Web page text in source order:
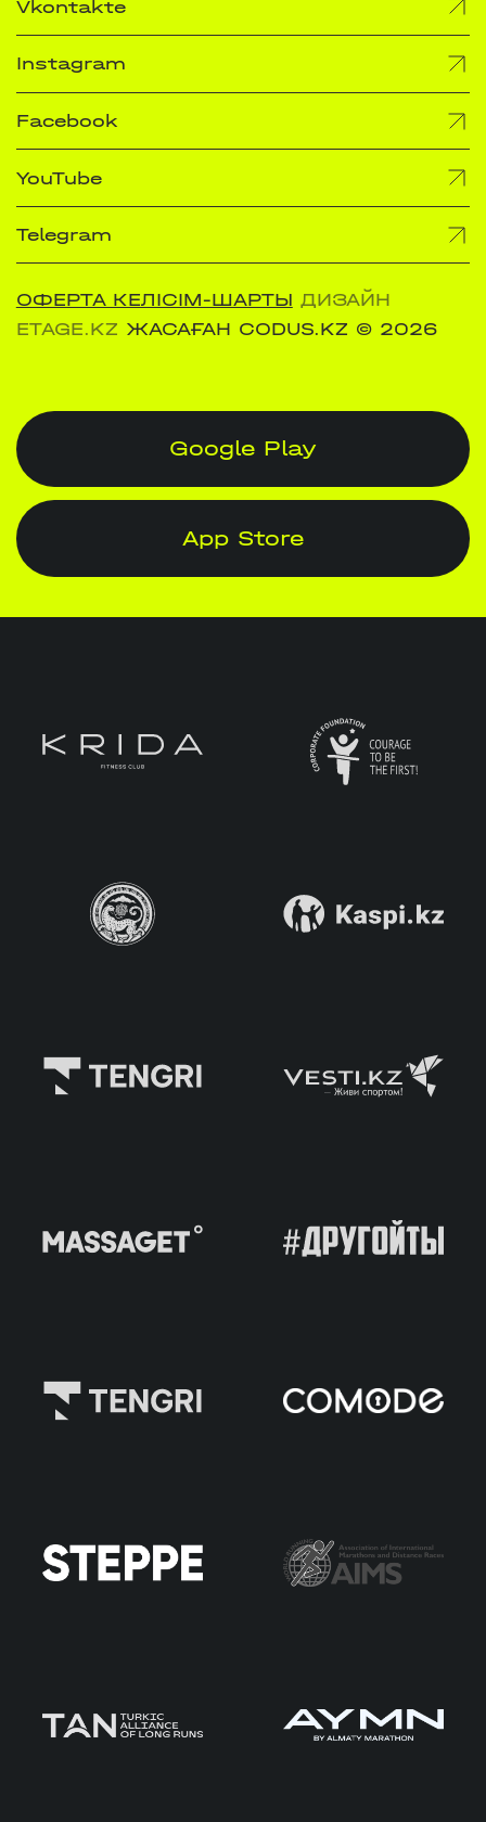
Vkontakte
Instagram
Facebook
YouTube
Telegram
ОФЕРТА КЕЛІСІМ-ШАРТЫ ДИЗАЙН
ETAGE.KZ ЖАСАҒАН CODUS.KZ © 2026
Google Play
App Store